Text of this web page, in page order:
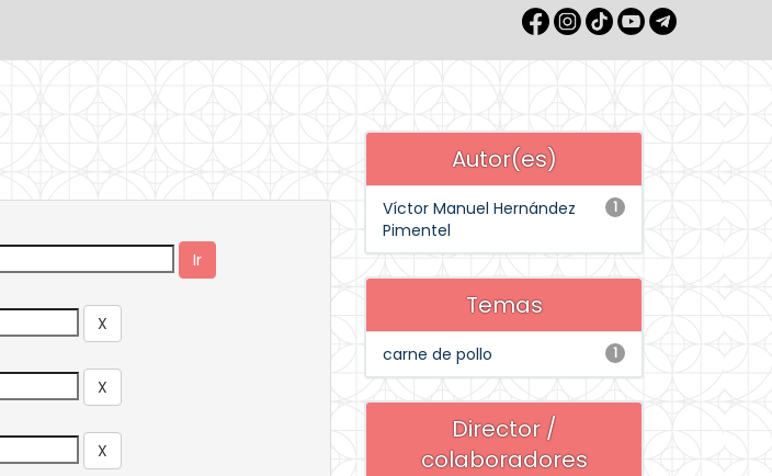
Autor(es)
1
Víctor Manuel Hernández
Pimentel
Temas
1
carne de pollo
Director /
colaboradores